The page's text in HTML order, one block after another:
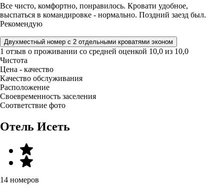
Все чисто, комфортно, понравилось. Кровати удобное,
выспаться в командировке - нормально. Поздний заезд был.
Рекомендую
Двухместный номер с 2 отдельными кроватями эконом
1 отзыв о проживании со средней оценкой 10,0 из 10,0
Чистота
Цена - качество
Качество обслуживания
Расположение
Своевременность заселения
Соответствие фото
Отель Исеть
14 номеров